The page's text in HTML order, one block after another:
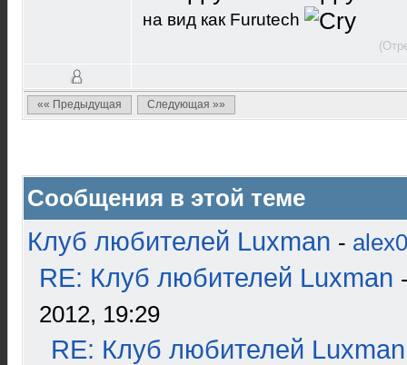
на вид как Furutech
«« Предыдущая Следующая »»
Сообщения в этой теме
Клуб любителей Luxman -
RE: Клуб любителей Luxman
2012, 19:29
RE: Клуб любителей Luxman